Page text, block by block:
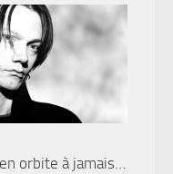
orbite à jamais…